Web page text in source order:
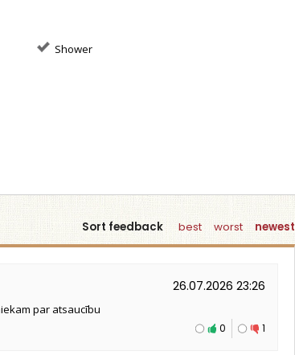
Shower
Sort feedback best worst newest
26.07.2026 23:26
par atsaucību
1
0